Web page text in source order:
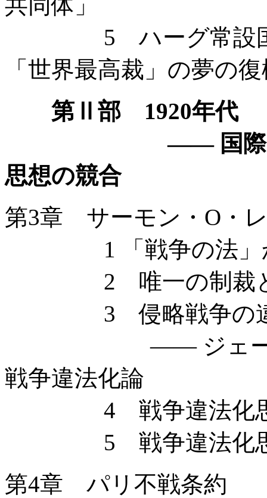
共同体」
5 ハーグ常設国際
「世界最高裁」の夢の
第Ⅱ部 1920年代
—— 国際連盟と
思想の競合
第3章 サーモン・O・
1 「戦争の法」か
2 唯一の制裁とし
3 侵略戦争の違
—— ジェームズ
戦争違法化論
4 戦争違法化思
5 戦争違法化思
第4章 パリ不戦条約